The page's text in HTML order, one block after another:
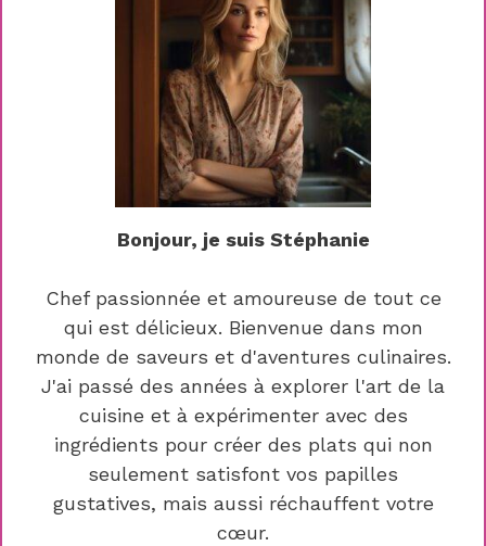
Bonjour, je suis Stéphanie
Chef passionnée et amoureuse de tout ce
qui est délicieux. Bienvenue dans mon
monde de saveurs et d'aventures culinaires.
J'ai passé des années à explorer l'art de la
cuisine et à expérimenter avec des
ingrédients pour créer des plats qui non
seulement satisfont vos papilles
gustatives, mais aussi réchauffent votre
cœur.